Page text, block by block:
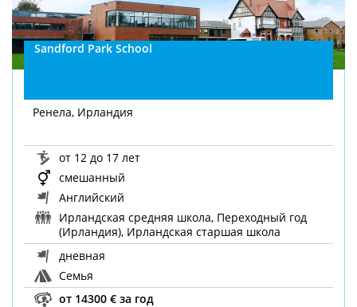
Sandford Park School
Ренела, Ирландия
от 12 до 17 лет
смешанный
Английский
Ирландская средняя школа, Переходный год
(Ирландия), Ирландская старшая школа
дневная
Семья
от 14300 € за год